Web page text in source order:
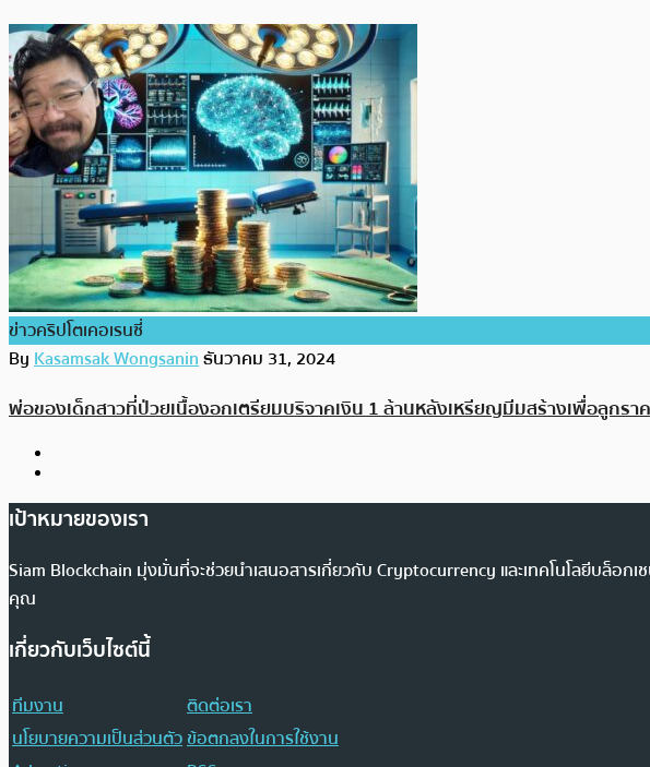
ข่าวคริปโตเคอเรนซี่
ByKasamsak Wongsaninธันวาคม 31, 2024
พ่อของเด็กสาวที่ป่วยเนื้องอกเตรียมบริจาคเงิน 1 ล้านหลังเหรียญมีมสร้างเพื่อลูกรา
เป้าหมายของเรา
Siam Blockchain มุ่งมั่นที่จะช่วยนำเสนอสารเกี่ยวกับ Cryptocurrency และเทคโนโลยีบล็อ
คุณ
เกี่ยวกับเว็บไซต์นี้
ทีมงาน
ติดต่อเรา
นโยบายความเป็นส่วนตัวข้อตกลงในการใช้งาน